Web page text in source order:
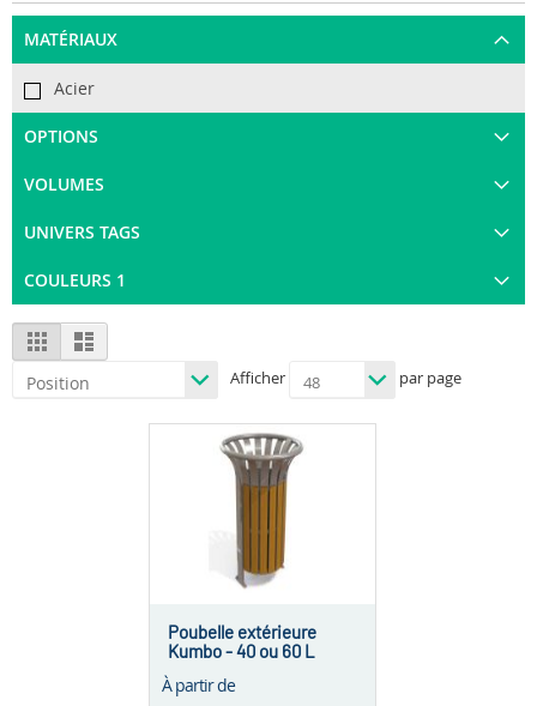
View
as
Grid List
Afficher par page
Poubelle extérieure
Kumbo - 40 ou 60 L
À partir de
MATÉRIAUX
Acier
OPTIONS
VOLUMES
UNIVERS TAGS
COULEURS 1